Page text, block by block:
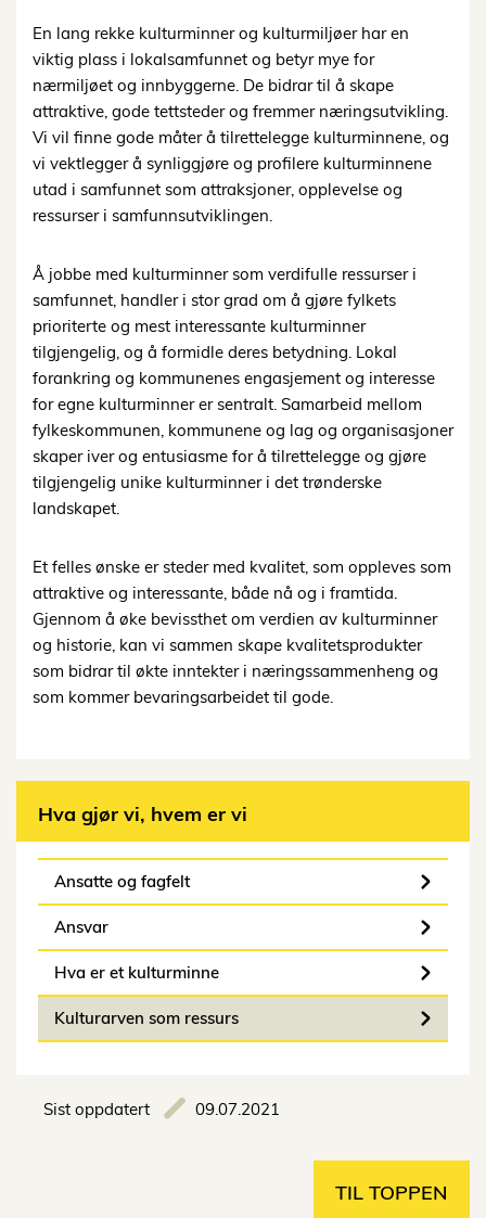
En lang rekke kulturminner og kulturmiljøer har en
viktig plass i lokalsamfunnet og betyr mye for
nærmiljøet og innbyggerne. De bidrar til å skape
attraktive, gode tettsteder og fremmer næringsutvikling.
Vi vil finne gode måter å tilrettelegge kulturminnene, og
vi vektlegger å synliggjøre og profilere kulturminnene
utad i samfunnet som attraksjoner, opplevelse og
ressurser i samfunnsutviklingen.
Å jobbe med kulturminner som verdifulle ressurser i
samfunnet, handler i stor grad om å gjøre fylkets
prioriterte og mest interessante kulturminner
tilgjengelig, og å formidle deres betydning. Lokal
forankring og kommunenes engasjement og interesse
for egne kulturminner er sentralt. Samarbeid mellom
fylkeskommunen, kommunene og lag og organisasjoner
skaper iver og entusiasme for å tilrettelegge og gjøre
tilgjengelig unike kulturminner i det trønderske
landskapet.
Et felles ønske er steder med kvalitet, som oppleves som
attraktive og interessante, både nå og i framtida.
Gjennom å øke bevissthet om verdien av kulturminner
og historie, kan vi sammen skape kvalitetsprodukter
som bidrar til økte inntekter i næringssammenheng og
som kommer bevaringsarbeidet til gode.
Hva gjør vi, hvem er vi
Ansatte og fagfelt
Ansvar
Hva er et kulturminne
Kulturarven som ressurs
Sist oppdatert 09.07.2021
TIL TOPPEN